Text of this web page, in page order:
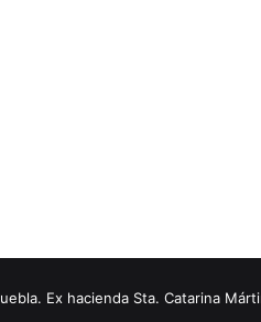
Ex hacienda Sta. Catarina